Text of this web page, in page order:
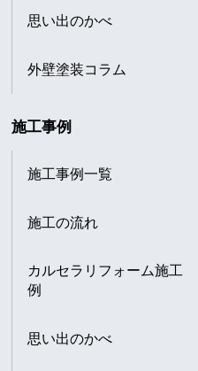
思い出のかべ
外壁塗装コラム
施工事例
施工事例一覧
施工の流れ
カルセラリフォーム施工
例
思い出のかべ